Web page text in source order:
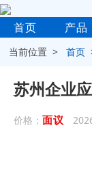
首页 产品
当前位置 >首页
苏州企业
价格： 面议